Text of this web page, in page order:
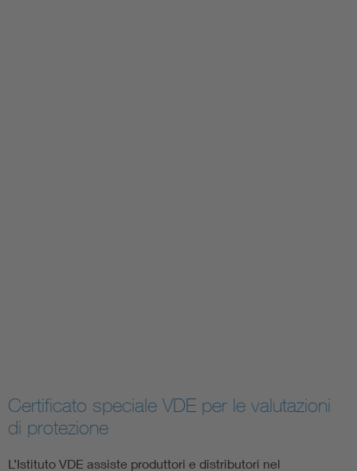
Certificato speciale VDE per le valutazioni
di protezione
L’Istituto VDE assiste produttori e distributori nel